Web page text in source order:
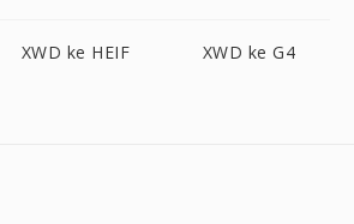
XWD ke HEIF XWD ke G4